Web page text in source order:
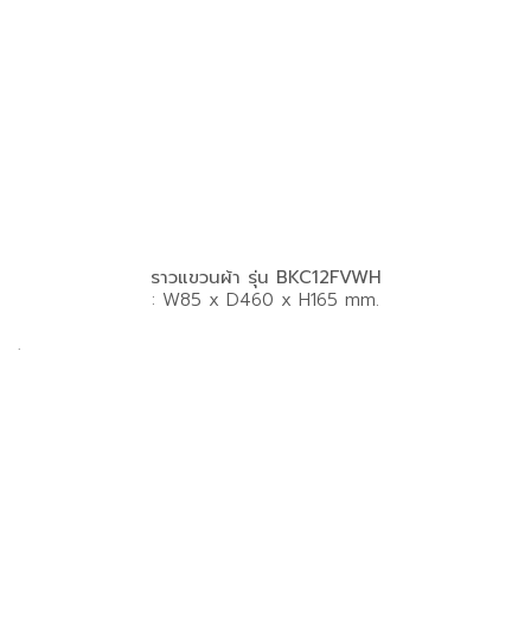
ราวแขวนผ้า รุ่น BKC12FVWH
: W85 x D460 x H165 mm.
.